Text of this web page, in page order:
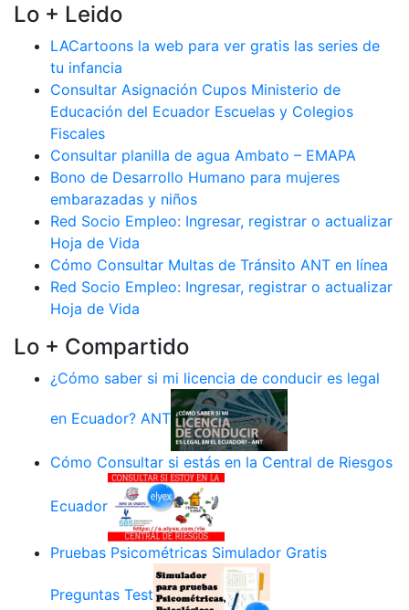
Lo + Leido
LACartoons la web para ver gratis las series de
tu infancia
Consultar Asignación Cupos Ministerio de
Educación del Ecuador Escuelas y Colegios
Fiscales
Consultar planilla de agua Ambato – EMAPA
Bono de Desarrollo Humano para mujeres
embarazadas y niños
Red Socio Empleo: Ingresar, registrar o actualizar
Hoja de Vida
Cómo Consultar Multas de Tránsito ANT en línea
Red Socio Empleo: Ingresar, registrar o actualizar
Hoja de Vida
Lo + Compartido
¿Cómo saber si mi licencia de conducir es legal
en Ecuador? ANT
Cómo Consultar si estás en la Central de Riesgos
Ecuador
Pruebas Psicométricas Simulador Gratis
Preguntas Test